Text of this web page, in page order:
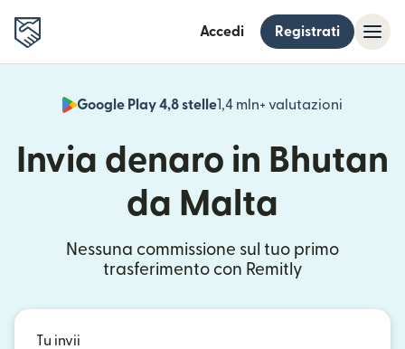
Accedi Registrati
Google Play 4,8 stelle1,4 mln+ valutazioni
Invia denaro in Bhutan
da Malta
Nessuna commissione sul tuo primo
trasferimento con Remitly
Tu invii